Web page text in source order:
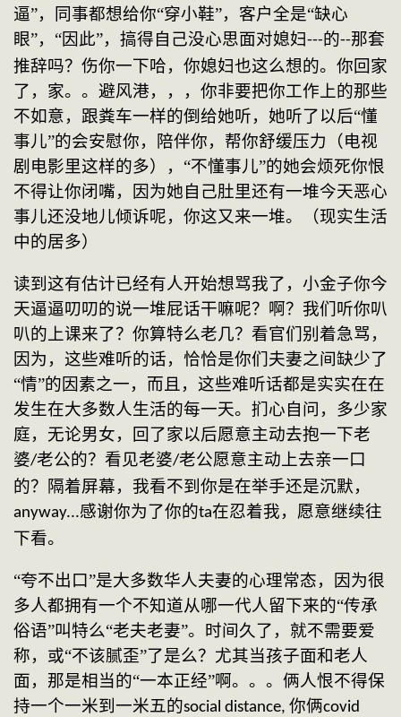
逼”，同事都想给你“穿小鞋”，客户全是“缺心
眼”，“因此”，搞得自己没心思面对媳妇---的--那套
推辞吗？伤你一下哈，你媳妇也这么想的。你回家
了，家。。避风港，，，你非要把你工作上的那些
不如意，跟粪车一样的倒给她听，她听了以后“懂
事儿”的会安慰你，陪伴你，帮你舒缓压力（电视
剧电影里这样的多），“不懂事儿”的她会烦死你恨
不得让你闭嘴，因为她自己肚里还有一堆今天恶心
事儿还没地儿倾诉呢，你这又来一堆。（现实生活
中的居多）
读到这有估计已经有人开始想骂我了，小金子你今
天逼逼叨叨的说一堆屁话干嘛呢？啊？我们听你叭
叭的上课来了？你算特么老几？看官们别着急骂，
因为，这些难听的话，恰恰是你们夫妻之间缺少了
“情”的因素之一，而且，这些难听话都是实实在在
发生在大多数人生活的每一天。扪心自问，多少家
庭，无论男女，回了家以后愿意主动去抱一下老
婆/老公的？看见老婆/老公愿意主动上去亲一口
的？隔着屏幕，我看不到你是在举手还是沉默，
anyway...感谢你为了你的ta在忍着我，愿意继续往
下看。
“夸不出口”是大多数华人夫妻的心理常态，因为很
多人都拥有一个不知道从哪一代人留下来的“传承
俗语”叫特么“老夫老妻”。时间久了，就不需要爱
称，或“不该腻歪”了是么？尤其当孩子面和老人
面，那是相当的“一本正经”啊。。。俩人恨不得保
持一个一米到一米五的social distance, 你俩covid